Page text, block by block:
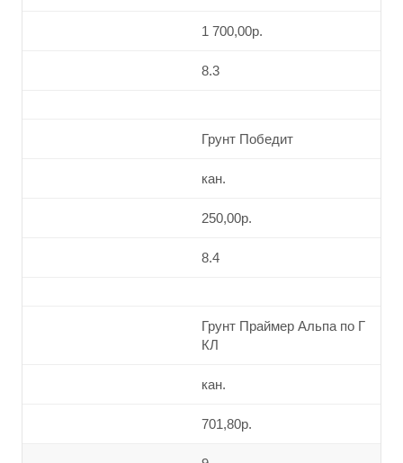
1 700,00р.
8.3
Грунт Победит
кан.
250,00р.
8.4
Грунт Праймер Альпа по Г
КЛ
кан.
701,80р.